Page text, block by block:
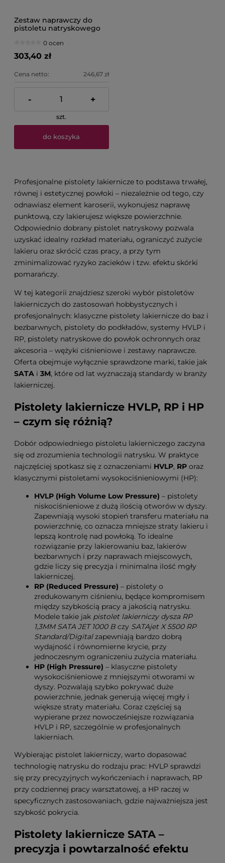
Zestaw naprawczy do
pistoletu natryskowego
0 ocen
303,40 zł
Cena netto: 246,67 zł
- +
szt.
do koszyka
Profesjonalne pistolety lakiernicze to podstawa trwałej,
równej i estetycznej powłoki – niezależnie od tego, czy
odnawiasz element karoserii, wykonujesz naprawę
punktową, czy lakierujesz większe powierzchnie.
Odpowiednio dobrany pistolet natryskowy pozwala
uzyskać idealny rozkład materiału, ograniczyć zużycie
lakieru oraz skrócić czas pracy, a przy tym
zminimalizować ryzyko zacieków i tzw. efektu skórki
pomarańczy.
W tej kategorii znajdziesz szeroki wybór pistoletów
lakierniczych do zastosowań hobbystycznych i
profesjonalnych: klasyczne pistolety lakiernicze do baz i
bezbarwnych, pistolety do podkładów, systemy HVLP i
RP, pistolety natryskowe do powłok ochronnych oraz
akcesoria – wężyki ciśnieniowe i zestawy naprawcze.
Oferta obejmuje wyłącznie sprawdzone marki, takie jak
SATA i 3M, które od lat wyznaczają standardy w branży
lakierniczej.
Pistolety lakiernicze HVLP, RP i HP
– czym się różnią?
Dobór odpowiedniego pistoletu lakierniczego zaczyna
się od zrozumienia technologii natrysku. W praktyce
najczęściej spotkasz się z oznaczeniami HVLP, RP oraz
klasycznymi pistoletami wysokociśnieniowymi (HP):
HVLP (High Volume Low Pressure) – pistolety
niskociśnieniowe z dużą ilością otworów w dyszy.
Zapewniają wysoki stopień transferu materiału na
powierzchnię, co oznacza mniejsze straty lakieru i
lepszą kontrolę nad powłoką. To idealne
rozwiązanie przy lakierowaniu baz, lakierów
bezbarwnych i przy naprawach miejscowych,
gdzie liczy się precyzja i minimalna ilość mgły
lakierniczej.
RP (Reduced Pressure) – pistolety o
zredukowanym ciśnieniu, będące kompromisem
między szybkością pracy a jakością natrysku.
Modele takie jak pistolet lakierniczy dysza RP
1,3MM SATA JET 1000 B czy SATAjet X 5500 RP
Standard/Digitalzapewniają bardzo dobrą
wydajność i równomierne krycie, przy
jednoczesnym ograniczeniu zużycia materiału.
HP (High Pressure) – klasyczne pistolety
wysokociśnieniowe z mniejszymi otworami w
dyszy. Pozwalają szybko pokrywać duże
powierzchnie, jednak generują więcej mgły i
większe straty materiału. Coraz częściej są
wypierane przez nowocześniejsze rozwiązania
HVLP i RP, szczególnie w profesjonalnych
lakierniach.
Wybierając pistolet lakierniczy, warto dopasować
technologię natrysku do rodzaju prac: HVLP sprawdzi
się przy precyzyjnych wykończeniach i naprawach, RP
przy codziennej pracy warsztatowej, a HP raczej w
specyficznych zastosowaniach, gdzie najważniejsza jest
szybkość pokrycia.
Pistolety lakiernicze SATA –
precyzja i powtarzalność efektu